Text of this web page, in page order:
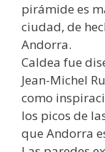
pirámide es
ciudad, de
Andorra.
Caldea fue
Jean-Michel
como
los picos de
que Andorra